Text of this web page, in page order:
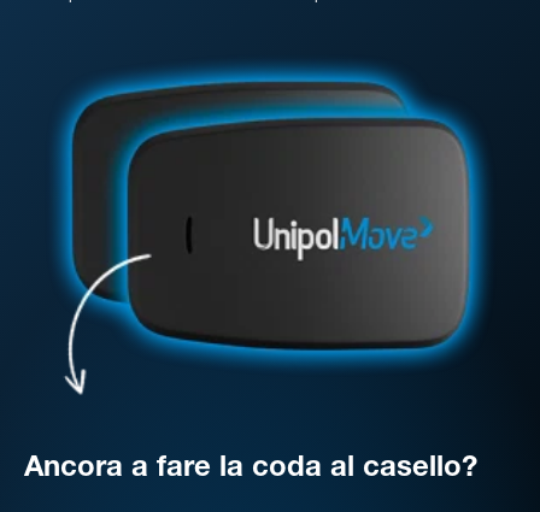
Ancora a fare la coda al casello?